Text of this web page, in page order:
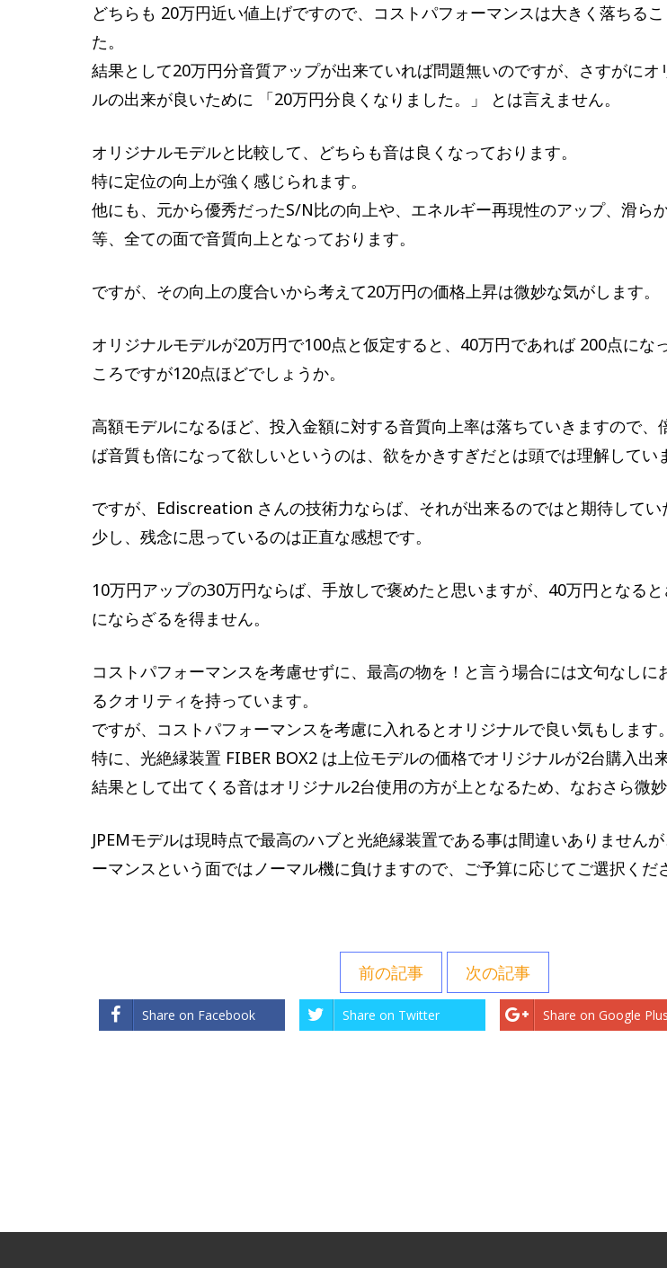
どちらも 20万円近い値上げですので、コストパフォーマンスは大きく落ちる
た。
結果として20万円分音質アップが出来ていれば問題無いのですが、さすがにオ
ルの出来が良いために 「20万円分良くなりました。」 とは言えません。
オリジナルモデルと比較して、どちらも音は良くなっております。
特に定位の向上が強く感じられます。
他にも、元から優秀だったS/N比の向上や、エネルギー再現性のアップ、滑ら
等、全ての面で音質向上となっております。
ですが、その向上の度合いから考えて20万円の価格上昇は微妙な気がします。
オリジナルモデルが20万円で100点と仮定すると、40万円であれば 200点にな
ころですが120点ほどでしょうか。
高額モデルになるほど、投入金額に対する音質向上率は落ちていきますので、
ば音質も倍になって欲しいというのは、欲をかきすぎだとは頭では理解してい
ですが、Ediscreation さんの技術力ならば、それが出来るのではと期待してい
少し、残念に思っているのは正直な感想です。
10万円アップの30万円ならば、手放しで褒めたと思いますが、40万円となる
にならざるを得ません。
コストパフォーマンスを考慮せずに、最高の物を！と言う場合には文句なしに
るクオリティを持っています。
ですが、コストパフォーマンスを考慮に入れるとオリジナルで良い気もします。
特に、光絶縁装置 FIBER BOX2 は上位モデルの価格でオリジナルが2台購入出来
結果として出てくる音はオリジナル2台使用の方が上となるため、なおさら微妙
JPEMモデルは現時点で最高のハブと光絶縁装置である事は間違いありません
ーマンスという面ではノーマル機に負けますので、ご予算に応じてご選択くだ
Share on Facebook Share on Twitter Share on Google Plus
前の記事 次の記事